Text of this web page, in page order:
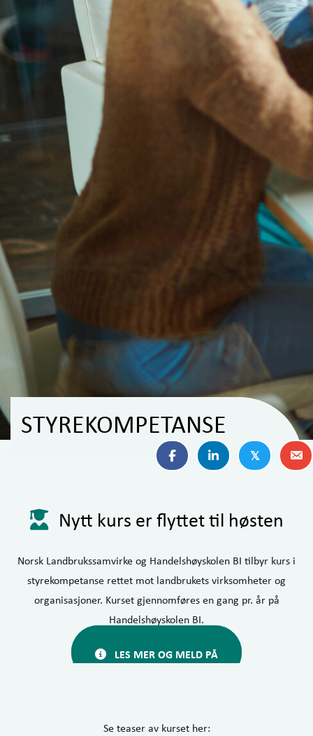
STYREKOMPETANSE
𝕏
Nytt kurs er flyttet til høsten
Norsk Landbrukssamvirke og Handelshøyskolen BI tilbyr kurs i
styrekompetanse rettet mot landbrukets virksomheter og
organisasjoner. Kurset gjennomføres en gang pr. år på
Handelshøyskolen BI.
LES MER OG MELD PÅ
Se teaser av kurset her: